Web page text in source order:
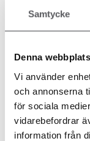
Samtycke
Denna
Vi använder
och annonserna
för sociala
vidarebefordrar
information från
174.2
HUS 81
189.8m²